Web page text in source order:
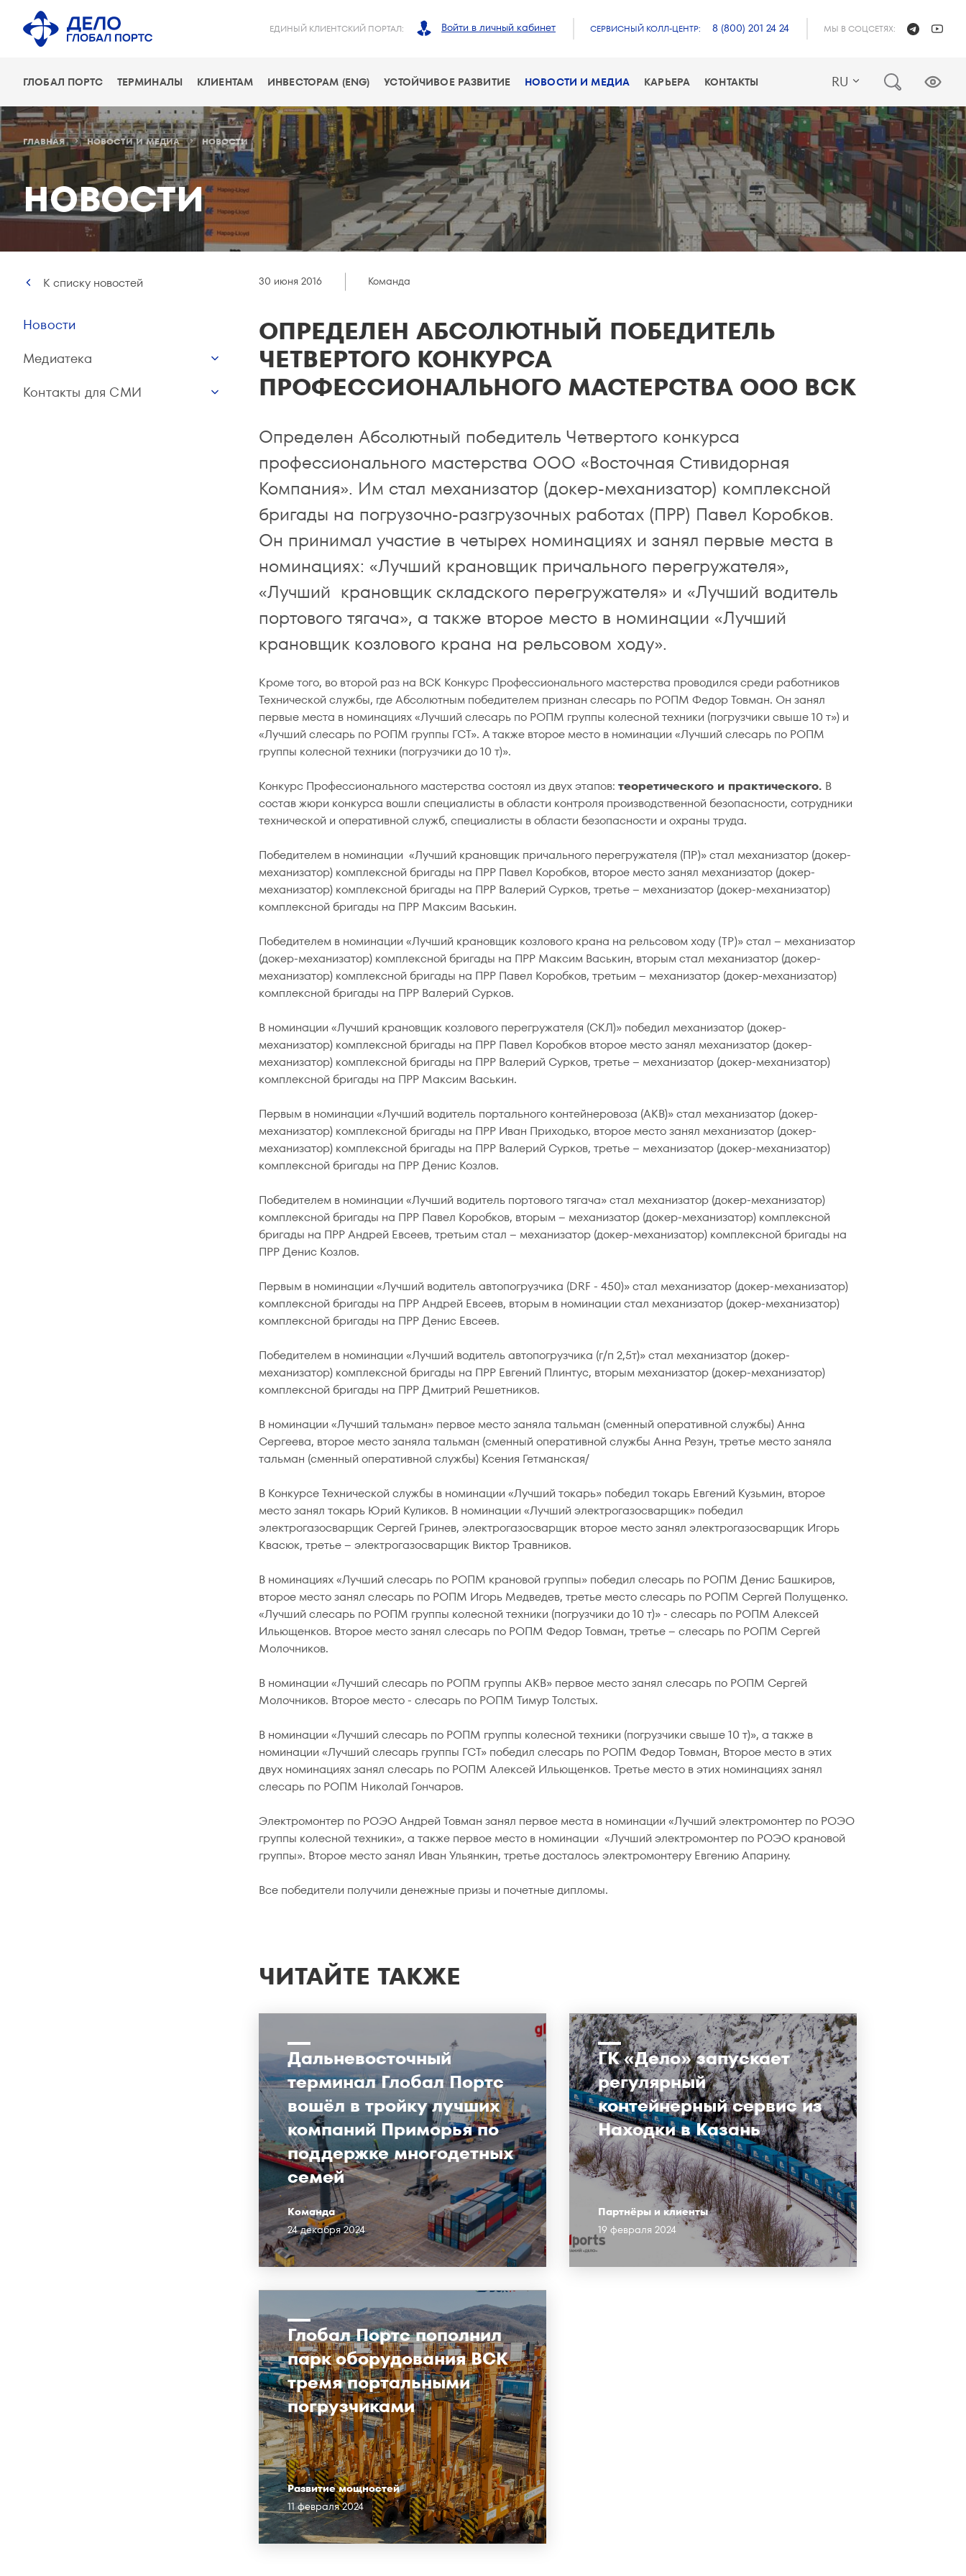
ЕДИНЫЙ КЛИЕНТСКИЙ ПОРТАЛ: Войти в личный кабинет СЕРВИСНЫЙ КОЛЛ-ЦЕНТР: 8 (800) 201 24 24 МЫ В СОЦСЕТЯХ:
ГЛОБАЛ ПОРТС ТЕРМИНАЛЫ КЛИЕНТАМ ИНВЕСТОРАМ (ENG) УСТОЙЧИВОЕ РАЗВИТИЕ НОВОСТИ И МЕДИА КАРЬЕРА КОНТАКТЫ RU
ГЛАВНАЯ НОВОСТИ И МЕДИА НОВОСТИ
НОВОСТИ
К списку новостей
Новости
Медиатека
Контакты для СМИ
30 июня 2016 Команда
ОПРЕДЕЛЕН АБСОЛЮТНЫЙ ПОБЕДИТЕЛЬ
ЧЕТВЕРТОГО КОНКУРСА
ПРОФЕССИОНАЛЬНОГО МАСТЕРСТВА ООО ВСК
Определен Абсолютный победитель Четвертого конкурса
профессионального мастерства ООО «Восточная Стивидорная
Компания». Им стал механизатор (докер-механизатор) комплексной
бригады на погрузочно-разгрузочных работах (ПРР) Павел Коробков.
Он принимал участие в четырех номинациях и занял первые места в
номинациях: «Лучший крановщик причального перегружателя»,
«Лучший крановщик складского перегружателя» и «Лучший водитель
портового тягача», а также второе место в номинации «Лучший
крановщик козлового крана на рельсовом ходу».
Кроме того, во второй раз на ВСК Конкурс Профессионального мастерства проводился среди работников
Технической службы, где Абсолютным победителем признан слесарь по РОПМ Федор Товман. Он занял
первые места в номинациях «Лучший слесарь по РОПМ группы колесной техники (погрузчики свыше 10 т») и
«Лучший слесарь по РОПМ группы ГСТ». А также второе место в номинации «Лучший слесарь по РОПМ
группы колесной техники (погрузчики до 10 т)».
Конкурс Профессионального мастерства состоял из двух этапов: теоретического и практического. В
состав жюри конкурса вошли специалисты в области контроля производственной безопасности, сотрудники
технической и оперативной служб, специалисты в области безопасности и охраны труда.
Победителем в номинации «Лучший крановщик причального перегружателя (ПР)» стал механизатор (докер-
механизатор) комплексной бригады на ПРР Павел Коробков, второе место занял механизатор (докер-
механизатор) комплексной бригады на ПРР Валерий Сурков, третье – механизатор (докер-механизатор)
комплексной бригады на ПРР Максим Васькин.
Победителем в номинации «Лучший крановщик козлового крана на рельсовом ходу (ТР)» стал – механизатор
(докер-механизатор) комплексной бригады на ПРР Максим Васькин, вторым стал механизатор (докер-
механизатор) комплексной бригады на ПРР Павел Коробков, третьим – механизатор (докер-механизатор)
комплексной бригады на ПРР Валерий Сурков.
В номинации «Лучший крановщик козлового перегружателя (СКЛ)» победил механизатор (докер-
механизатор) комплексной бригады на ПРР Павел Коробков второе место занял механизатор (докер-
механизатор) комплексной бригады на ПРР Валерий Сурков, третье – механизатор (докер-механизатор)
комплексной бригады на ПРР Максим Васькин.
Первым в номинации «Лучший водитель портального контейнеровоза (АКВ)» стал механизатор (докер-
механизатор) комплексной бригады на ПРР Иван Приходько, второе место занял механизатор (докер-
механизатор) комплексной бригады на ПРР Валерий Сурков, третье – механизатор (докер-механизатор)
комплексной бригады на ПРР Денис Козлов.
Победителем в номинации «Лучший водитель портового тягача» стал механизатор (докер-механизатор)
комплексной бригады на ПРР Павел Коробков, вторым – механизатор (докер-механизатор) комплексной
бригады на ПРР Андрей Евсеев, третьим стал – механизатор (докер-механизатор) комплексной бригады на
ПРР Денис Козлов.
Первым в номинации «Лучший водитель автопогрузчика (DRF - 450)» стал механизатор (докер-механизатор)
комплексной бригады на ПРР Андрей Евсеев, вторым в номинации стал механизатор (докер-механизатор)
комплексной бригады на ПРР Денис Евсеев.
Победителем в номинации «Лучший водитель автопогрузчика (г/п 2,5т)» стал механизатор (докер-
механизатор) комплексной бригады на ПРР Евгений Плинтус, вторым механизатор (докер-механизатор)
комплексной бригады на ПРР Дмитрий Решетников.
В номинации «Лучший тальман» первое место заняла тальман (сменный оперативной службы) Анна
Сергеева, второе место заняла тальман (сменный оперативной службы Анна Резун, третье место заняла
тальман (сменный оперативной службы) Ксения Гетманская/
В Конкурсе Технической службы в номинации «Лучший токарь» победил токарь Евгений Кузьмин, второе
место занял токарь Юрий Куликов. В номинации «Лучший электрогазосварщик» победил
электрогазосварщик Сергей Гринев, электрогазосварщик второе место занял электрогазосварщик Игорь
Квасюк, третье – электрогазосварщик Виктор Травников.
В номинациях «Лучший слесарь по РОПМ крановой группы» победил слесарь по РОПМ Денис Башкиров,
второе место занял слесарь по РОПМ Игорь Медведев, третье место слесарь по РОПМ Сергей Полущенко.
«Лучший слесарь по РОПМ группы колесной техники (погрузчики до 10 т)» - слесарь по РОПМ Алексей
Ильющенков. Второе место занял слесарь по РОПМ Федор Товман, третье – слесарь по РОПМ Сергей
Молочников.
В номинации «Лучший слесарь по РОПМ группы АКВ» первое место занял слесарь по РОПМ Сергей
Молочников. Второе место - слесарь по РОПМ Тимур Толстых.
В номинации «Лучший слесарь по РОПМ группы колесной техники (погрузчики свыше 10 т)», а также в
номинации «Лучший слесарь группы ГСТ» победил слесарь по РОПМ Федор Товман, Второе место в этих
двух номинациях занял слесарь по РОПМ Алексей Ильющенков. Третье место в этих номинациях занял
слесарь по РОПМ Николай Гончаров.
Электромонтер по РОЭО Андрей Товман занял первое места в номинации «Лучший электромонтер по РОЭО
группы колесной техники», а также первое место в номинации «Лучший электромонтер по РОЭО крановой
группы». Второе место занял Иван Ульянкин, третье досталось электромонтеру Евгению Апарину.
Все победители получили денежные призы и почетные дипломы.
ЧИТАЙТЕ ТАКЖЕ
Дальневосточный
терминал Глобал Портс
вошёл в тройку лучших
компаний Приморья по
поддержке многодетных
семей
Команда
24 декабря 2024
ГК «Дело» запускает
регулярный
контейнерный сервис из
Находки в Казань
Партнёры и клиенты
19 февраля 2024
Глобал Портс пополнил
парк оборудования ВСК
тремя портальными
погрузчиками
Развитие мощностей
11 февраля 2024